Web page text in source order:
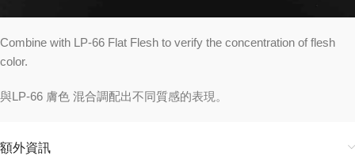
Combine with LP-66 Flat Flesh to verify the concentration of flesh
color.
與LP-66 膚色 混合調配出不同質感的表現。
額外資訊